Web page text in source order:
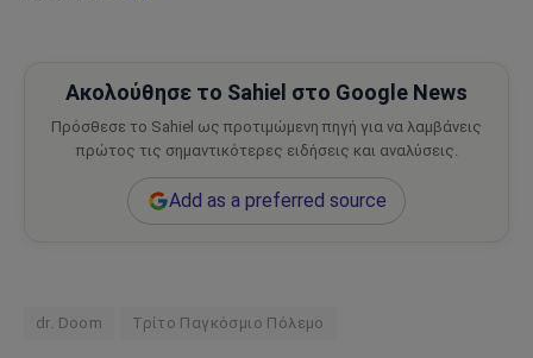
Ακολούθησε το Sahiel στο Google News
Πρόσθεσε το Sahiel ως προτιμώμενη πηγή για να λαμβάνεις
πρώτος τις σημαντικότερες ειδήσεις και αναλύσεις.
Add as a preferred source
dr. Doom Τρίτο Παγκόσμιο Πόλεμο